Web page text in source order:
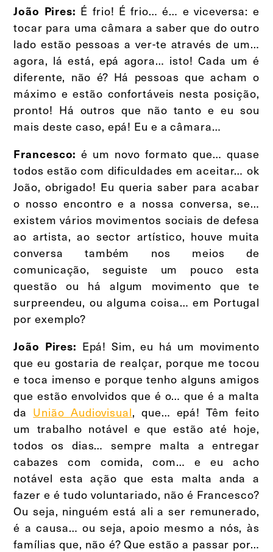
João Pires: É frio! É frio… é… e viceversa: e
tocar para uma câmara a saber que do outro
lado estão pessoas a ver-te através de um…
agora, lá está, epá agora… isto! Cada um é
diferente, não é? Há pessoas que acham o
máximo e estão confortáveis nesta posição,
pronto! Há outros que não tanto e eu sou
mais deste caso, epá! Eu e a câmara…
Francesco: é um novo formato que… quase
todos estão com dificuldades em aceitar… ok
João, obrigado! Eu queria saber para acabar
o nosso encontro e a nossa conversa, se…
existem vários movimentos sociais de defesa
ao artista, ao sector artístico, houve muita
conversa também nos meios de
comunicação, seguiste um pouco esta
questão ou há algum movimento que te
surpreendeu, ou alguma coisa… em Portugal
por exemplo?
João Pires: Epá! Sim, eu há um movimento
que eu gostaria de realçar, porque me tocou
e toca imenso e porque tenho alguns amigos
que estão envolvidos que é o… que é a malta
da União Audiovisual, que… epá! Têm feito
um trabalho notável e que estão até hoje,
todos os dias… sempre malta a entregar
cabazes com comida, com… e eu acho
notável esta ação que esta malta anda a
fazer e é tudo voluntariado, não é Francesco?
Ou seja, ninguém está ali a ser remunerado,
é a causa… ou seja, apoio mesmo a nós, às
famílias que, não é? Que estão a passar por…